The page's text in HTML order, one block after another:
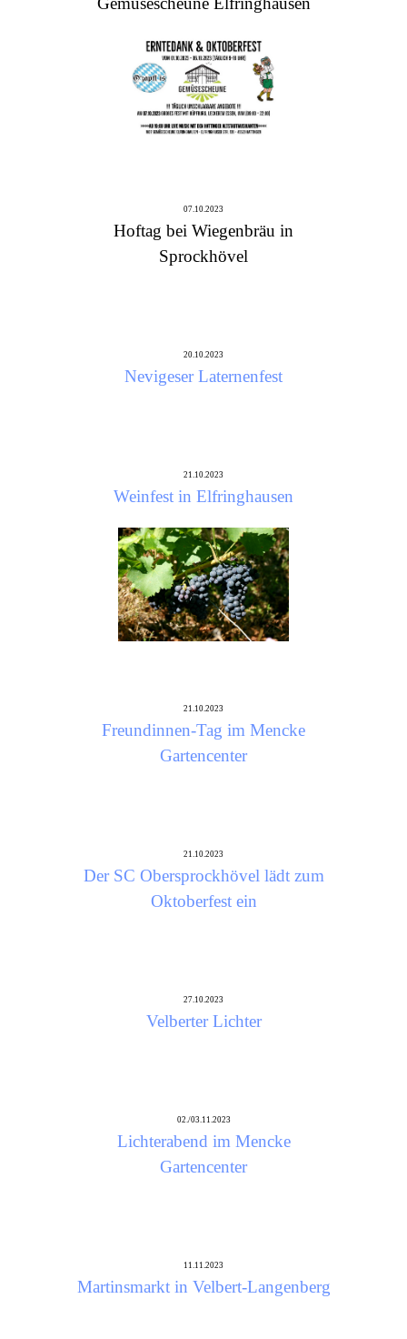
07.10.2023
Hoftag bei Wiegenbräu in
Sprockhövel
20.10.2023
Nevigeser Laternenfest
21.10.2023
Weinfest in Elfringhausen
21.10.2023
Freundinnen-Tag im Mencke
Gartencenter
21.10.2023
Der SC Obersprockhövel lädt zum
Oktoberfest ein
27.10.2023
Velberter Lichter
02./03.11.2023
Lichterabend im Mencke
Gartencenter
11.11.2023
Martinsmarkt in Velbert-Langenberg